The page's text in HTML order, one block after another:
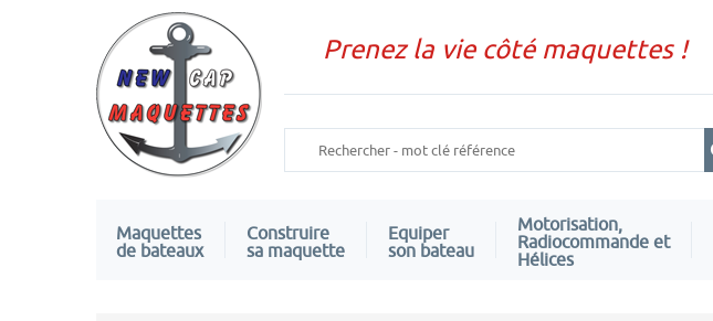
Prenez la vie côté maquettes !
Maquettes
de bateaux
Construire
sa maquette
Equiper
son bateau
Motorisation,
Radiocommande et
Hélices